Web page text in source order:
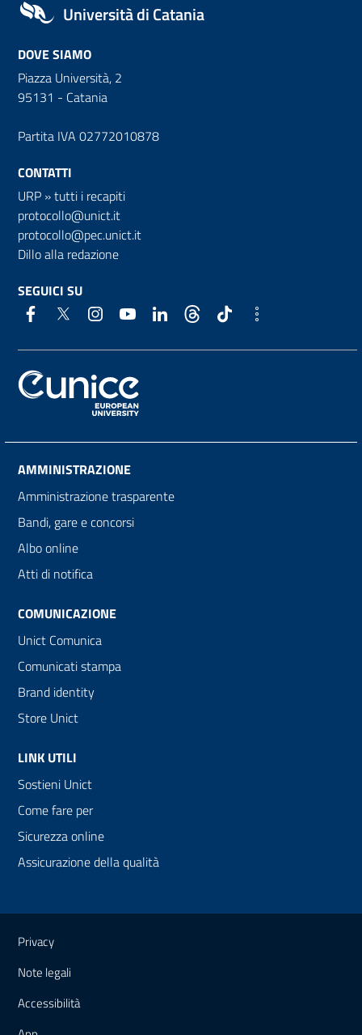
Università di Catania
DOVE SIAMO
Piazza Università, 2
95131 - Catania
Partita IVA 02772010878
CONTATTI
URP »tutti i recapiti
protocollo@unict.it
protocollo@pec.unict.it
Dillo alla redazione
SEGUICI SU
AMMINISTRAZIONE
Amministrazione trasparente
Bandi, gare e concorsi
Albo online
Atti di notifica
COMUNICAZIONE
Unict Comunica
Comunicati stampa
Brand identity
Store Unict
LINK UTILI
Sostieni Unict
Come fare per
Sicurezza online
Assicurazione della qualità
Link e informazioni utili
Privacy
Note legali
Accessibilità